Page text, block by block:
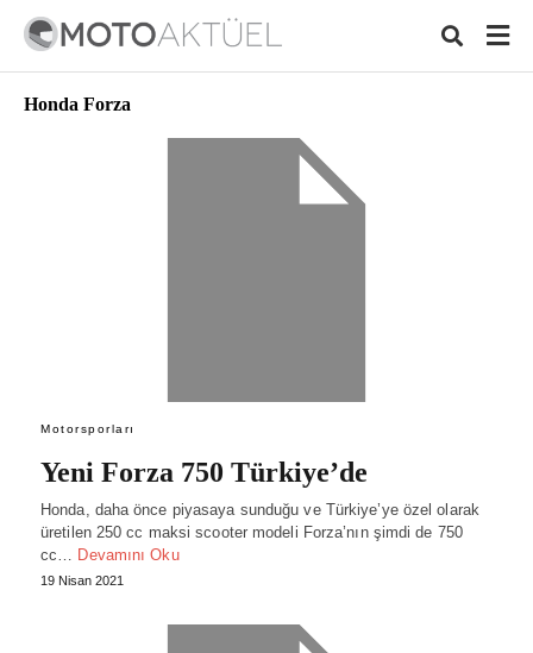
Honda Forza
Motorsporları
Yeni Forza 750 Türkiye’de
Honda, daha önce piyasaya sunduğu ve Türkiye’ye özel olarak
üretilen 250 cc maksi scooter modeli Forza’nın şimdi de 750
cc… Devamını Oku
19 Nisan 2021